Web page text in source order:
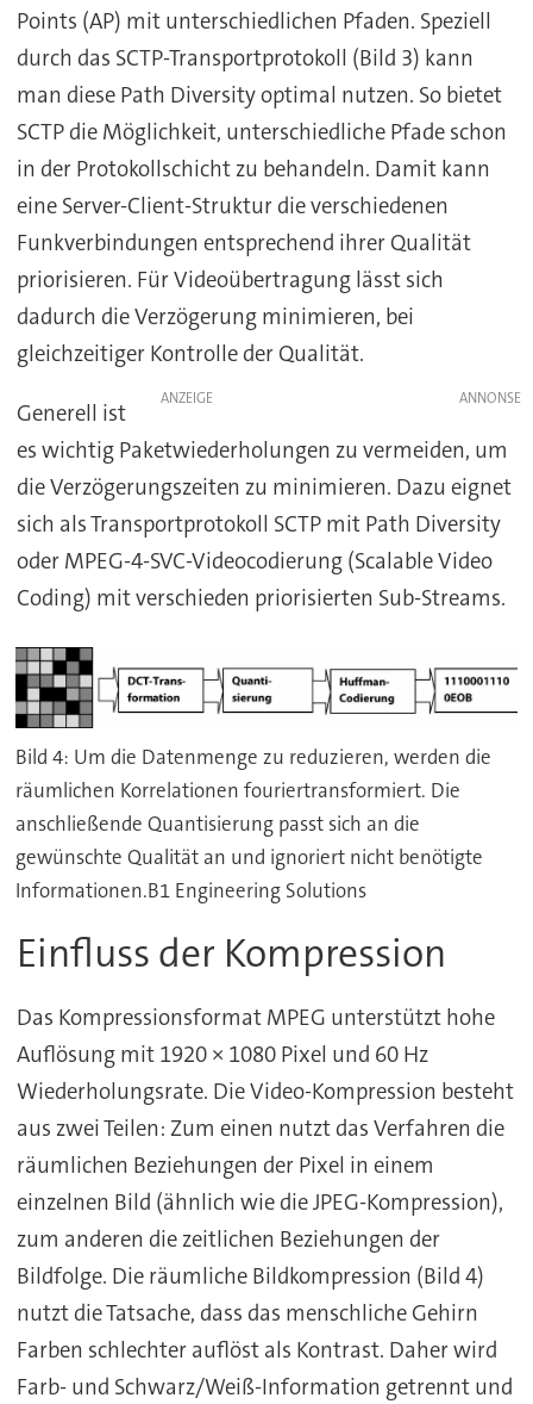
Points (AP) mit unterschiedlichen Pfaden. Speziell
durch das SCTP-Transportprotokoll (Bild 3) kann
man diese Path Diversity optimal nutzen. So bietet
SCTP die Möglichkeit, unterschiedliche Pfade schon
in der Protokollschicht zu behandeln. Damit kann
eine Server-Client-Struktur die verschiedenen
Funkverbindungen entsprechend ihrer Qualität
priorisieren. Für Videoübertragung lässt sich
dadurch die Verzögerung minimieren, bei
gleichzeitiger Kontrolle der Qualität.
ANZEIGE
Generell ist
es wichtig Paketwiederholungen zu vermeiden, um
die Verzögerungszeiten zu minimieren. Dazu eignet
sich als Transportprotokoll SCTP mit Path Diversity
oder MPEG-4-SVC-Videocodierung (Scalable Video
Coding) mit verschieden priorisierten Sub-Streams.
Bild 4: Um die Datenmenge zu reduzieren, werden die
räumlichen Korrelationen fouriertransformiert. Die
anschließende Quantisierung passt sich an die
gewünschte Qualität an und ignoriert nicht benötigte
Informationen.B1 Engineering Solutions
Einfluss der Kompression
Das Kompressionsformat MPEG unterstützt hohe
Auflösung mit 1920 × 1080 Pixel und 60 Hz
Wiederholungsrate. Die Video-Kompression besteht
aus zwei Teilen: Zum einen nutzt das Verfahren die
räumlichen Beziehungen der Pixel in einem
einzelnen Bild (ähnlich wie die JPEG-Kompression),
zum anderen die zeitlichen Beziehungen der
Bildfolge. Die räumliche Bildkompression (Bild 4)
nutzt die Tatsache, dass das menschliche Gehirn
Farben schlechter auflöst als Kontrast. Daher wird
Farb- und Schwarz/Weiß-Information getrennt und